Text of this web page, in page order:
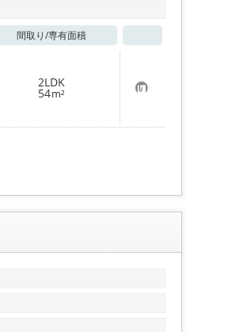
間取り/専有面積
2LDK
54m² お
気
に
入